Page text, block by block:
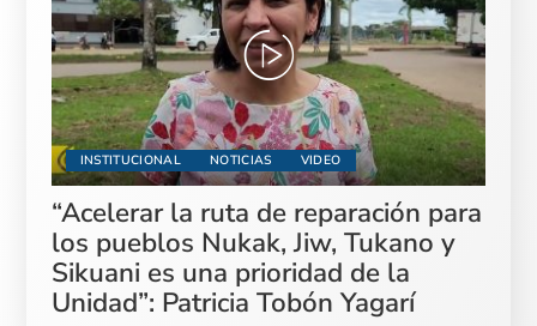
INSTITUCIONAL NOTICIAS VIDEO
“Acelerar la ruta de reparación para
los pueblos Nukak, Jiw, Tukano y
Sikuani es una prioridad de la
Unidad”: Patricia Tobón Yagarí